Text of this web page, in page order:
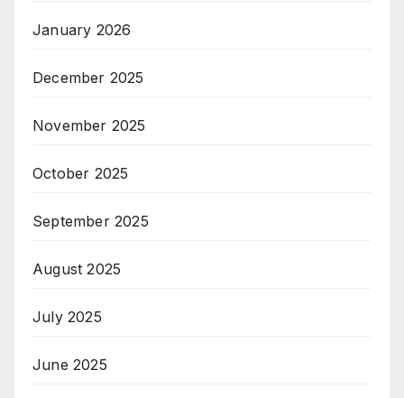
January 2026
December 2025
November 2025
October 2025
September 2025
August 2025
July 2025
June 2025